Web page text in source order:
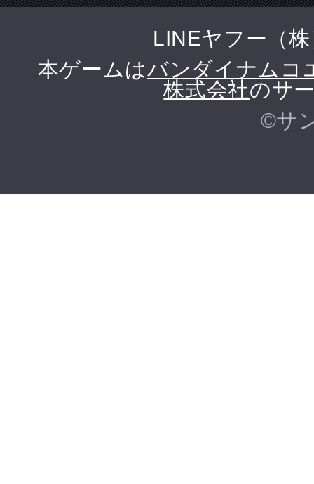
LINEヤフー（
本ゲームはバンダイナムコ
株式会社のサ
©サ